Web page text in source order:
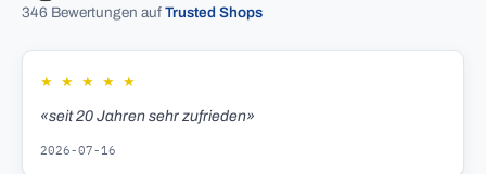
346 Bewertungen auf Trusted Shops
★ ★ ★ ★ ★
«seit 20 Jahren sehr zufrieden»
2026-07-16